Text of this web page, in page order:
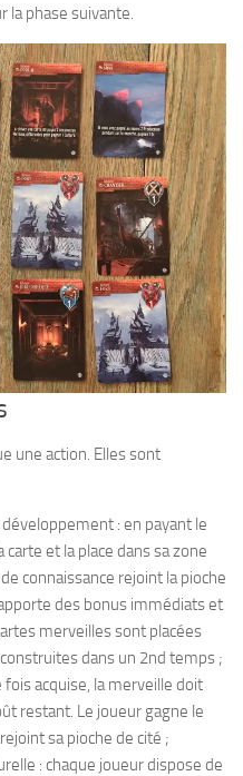
la phase suivante.
une action. Elles sont
: en payant le
et la place dans sa zone
connaissance rejoint la pioche
des bonus immédiats et
merveilles sont placées
dans un 2nd temps ;
acquise, la merveille doit
restant. Le joueur gagne le
sa pioche de cité ;
: chaque joueur dispose de